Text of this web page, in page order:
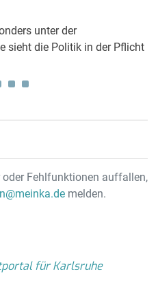
unter der
sieht die Politik in der Pflicht
Fehlfunktionen auffallen,
melden.
für Karlsruhe